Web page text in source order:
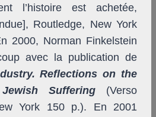
l’histoire est achetée,
Routledge, New York
2000, Norman Finkelstein
avec la publication de
Reflections on the
Suffering(Verso
York 150 p.). En 2001